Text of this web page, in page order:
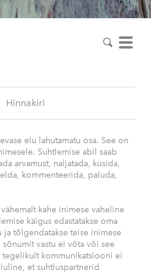
Hinnakiri
elu lahutamatu osa. See on
Suhtlemise abil saab
arvamust, naljatada, küsida,
kommenteerida, paluda,
kahe inimese vaheline
käigus edastatakse oma
ja tõlgendatakse teise inimese
vastu ei võta või see
kommunikatsiooni ei
et suhtluspartnerid